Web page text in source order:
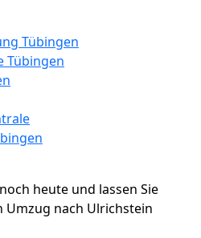
Tübingen
Tübingen
heute und lassen Sie
Umzug nach Ulrichstein